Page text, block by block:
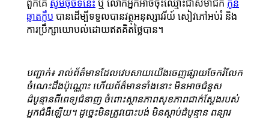
ពួកគេ សូមចុចទីនេះ ឬ លោក​អ្នក​អាចចុះឈ្មោះជាសមាជិក កូន​
ឆ្លាត​ក្លឹប បានដើម្បីទទួលបានវត្ថុអនុស្សាវរីយ៍ សៀវភៅអប់រំ និង
ការប្រឹក្សាយោបល់ដោយឥតគិតថ្លៃបាន។
បញ្ជាក់៖ រាល់ព័ត៌មានដែលវេបសាយយើងចេញផ្សាយចែករំលែក
ចំណេះដឹងប៉ុណ្ណោះ ហើយព័ត៌មានទាំងនោះ មិនអាចជំនួស
ដំបូន្មានពីពេទ្យជំនាញ ចំពោះស្ថានភាពសុខភាពជាក់ស្ដែងរបស់
អ្នកជំងឺឡើយ។ ដូច្នេះមិនត្រូវបោះបង់ មិនស្ដាប់ដំបូន្មាន ពន្យារ